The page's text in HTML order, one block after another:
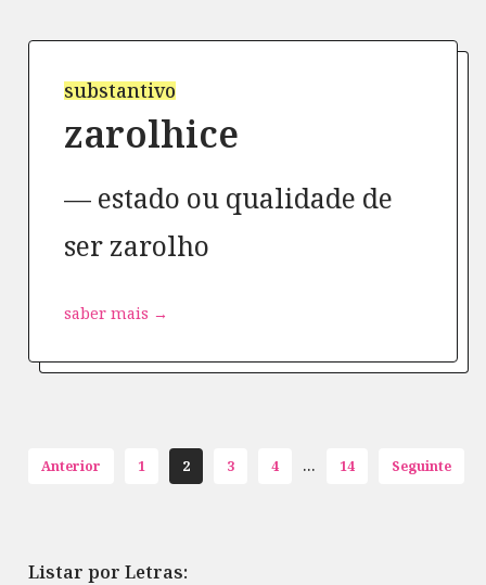
substantivo
zarolhice
estado ou qualidade de
ser zarolho
saber mais →
Anterior 1 2 3 4 ... 14 Seguinte
Listar por Letras: